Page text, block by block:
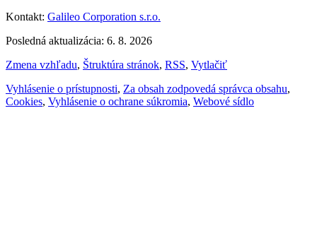
Kontakt: Galileo Corporation s.r.o.
Posledná aktualizácia: 6. 8. 2026
Zmena vzhľadu, Štruktúra stránok, RSS, Vytlačiť
Vyhlásenie o prístupnosti, Za obsah zodpovedá správca obsahu,
Cookies, Vyhlásenie o ochrane súkromia, Webové sídlo